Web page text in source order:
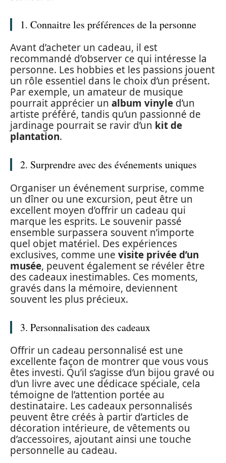
1. Connaitre les préférences de la personne
Avant d’acheter un cadeau, il est
recommandé d’observer ce qui intéresse la
personne. Les hobbies et les passions jouent
un rôle essentiel dans le choix d’un présent.
Par exemple, un amateur de musique
pourrait apprécier un album vinyle d’un
artiste préféré, tandis qu’un passionné de
jardinage pourrait se ravir d’un kit de
plantation.
2. Surprendre avec des événements uniques
Organiser un événement surprise, comme
un dîner ou une excursion, peut être un
excellent moyen d’offrir un cadeau qui
marque les esprits. Le souvenir passé
ensemble surpassera souvent n’importe
quel objet matériel. Des expériences
exclusives, comme une visite privée d’un
musée, peuvent également se révéler être
des cadeaux inestimables. Ces moments,
gravés dans la mémoire, deviennent
souvent les plus précieux.
3. Personnalisation des cadeaux
Offrir un cadeau personnalisé est une
excellente façon de montrer que vous vous
êtes investi. Qu’il s’agisse d’un bijou gravé ou
d’un livre avec une dédicace spéciale, cela
témoigne de l’attention portée au
destinataire. Les cadeaux personnalisés
peuvent être créés à partir d’articles de
décoration intérieure, de vêtements ou
d’accessoires, ajoutant ainsi une touche
personnelle au cadeau.